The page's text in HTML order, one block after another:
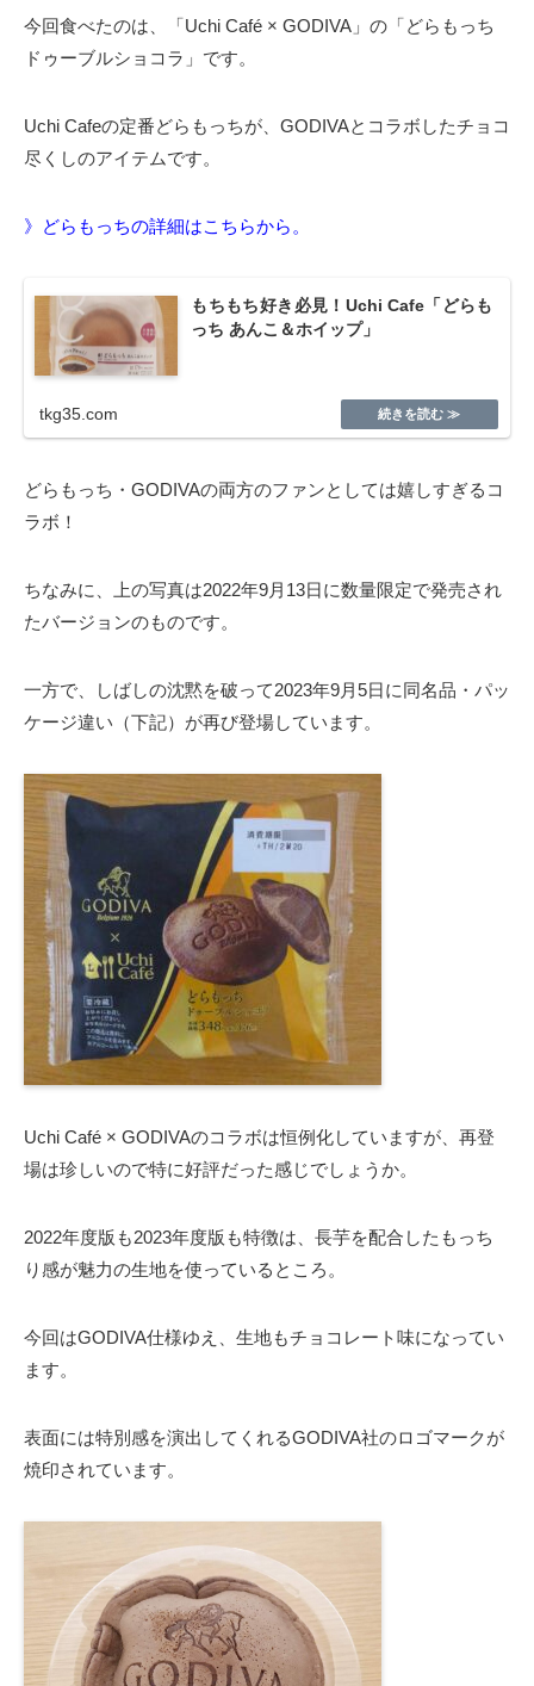
今回食べたのは、「Uchi Café × GODIVA」の「どらもっち
ドゥーブルショコラ」です。
Uchi Cafeの定番どらもっちが、GODIVAとコラボしたチョコ
尽くしのアイテムです。
》どらもっちの詳細はこちらから。
もちもち好き必見！Uchi Cafe「どらも
っち あんこ＆ホイップ」
tkg35.com
どらもっち・GODIVAの両方のファンとしては嬉しすぎるコ
ラボ！
ちなみに、上の写真は2022年9月13日に数量限定で発売され
たバージョンのものです。
一方で、しばしの沈黙を破って2023年9月5日に同名品・パッ
ケージ違い（下記）が再び登場しています。
Uchi Café × GODIVAのコラボは恒例化していますが、再登
場は珍しいので特に好評だった感じでしょうか。
2022年度版も2023年度版も特徴は、長芋を配合したもっち
り感が魅力の生地を使っているところ。
今回はGODIVA仕様ゆえ、生地もチョコレート味になってい
ます。
表面には特別感を演出してくれるGODIVA社のロゴマークが
焼印されています。